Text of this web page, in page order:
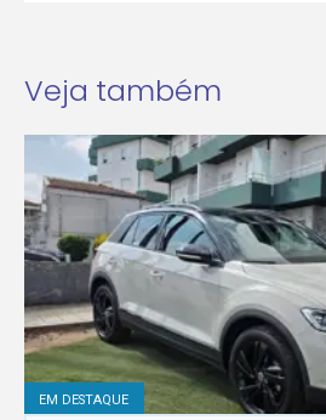
Veja também
EM DESTAQUE